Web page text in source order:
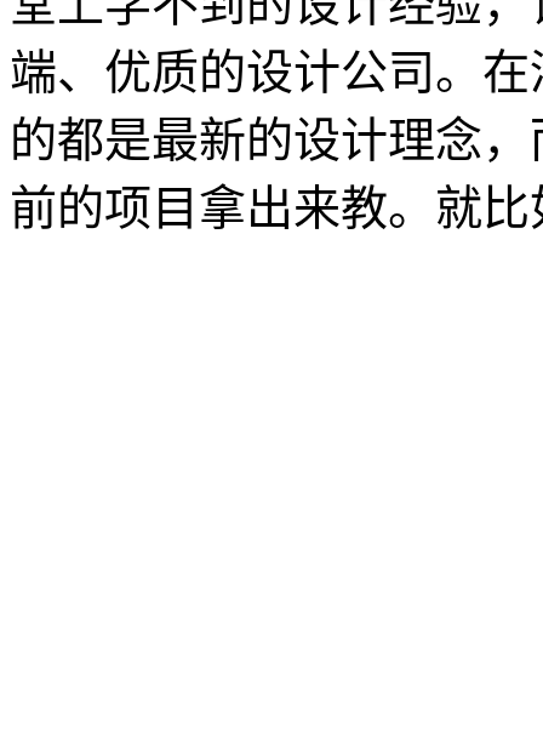
端、优质的设计公司。
的都是最新的设计理念
前的项目拿出来教。就